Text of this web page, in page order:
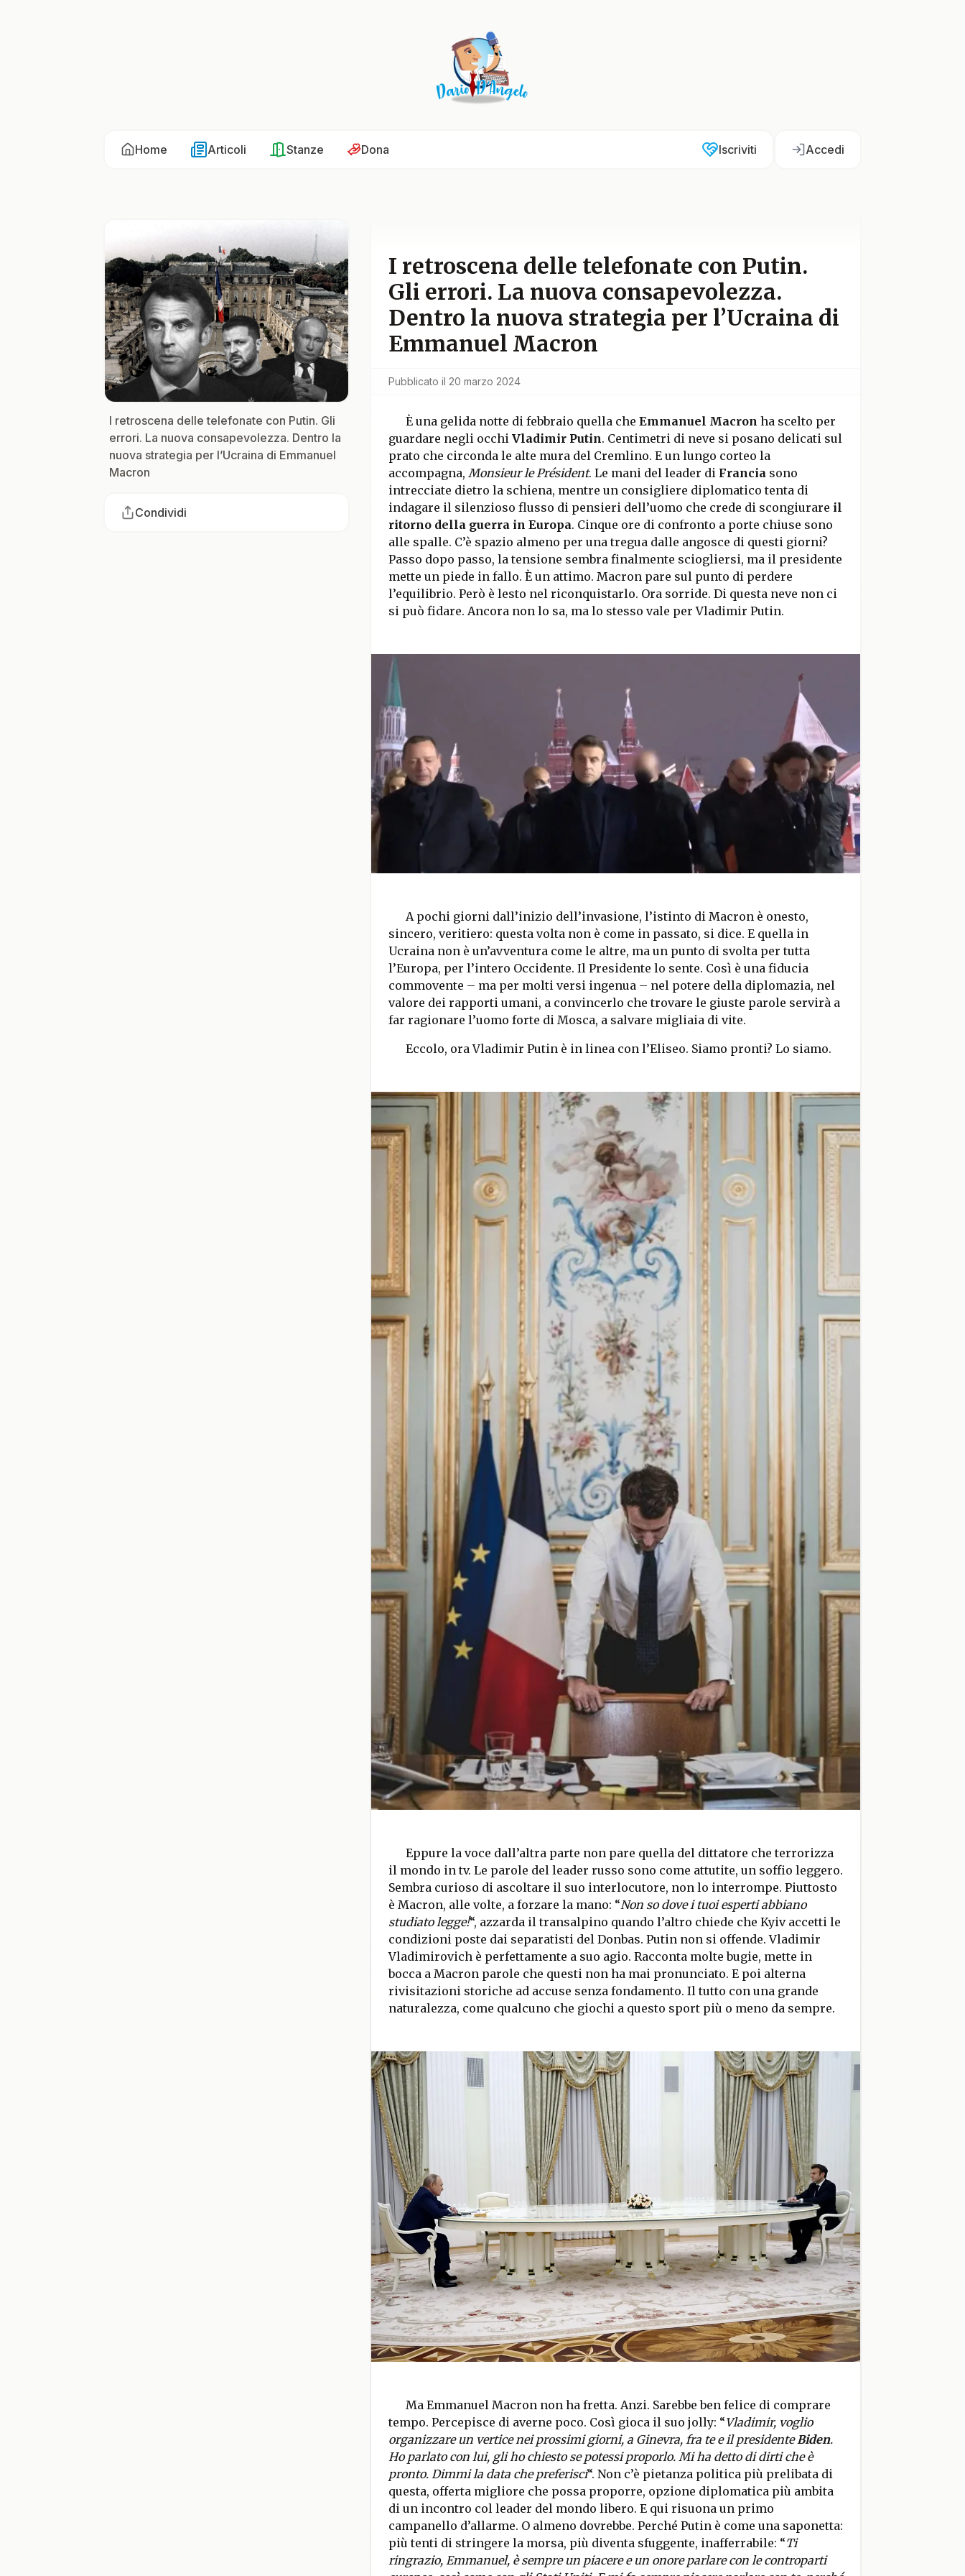
Home Articoli Stanze Dona Iscriviti Accedi
I retroscena delle telefonate con Putin. Gli
errori. La nuova consapevolezza. Dentro la
nuova strategia per l’Ucraina di Emmanuel
Macron
Condividi
I retroscena delle telefonate con Putin.
Gli errori. La nuova consapevolezza.
Dentro la nuova strategia per l’Ucraina di
Emmanuel Macron
Pubblicato il 20 marzo 2024
È una gelida notte di febbraio quella che Emmanuel Macron ha scelto per
guardare negli occhi Vladimir Putin. Centimetri di neve si posano delicati sul
prato che circonda le alte mura del Cremlino. E un lungo corteo la
accompagna, Monsieur le Président. Le mani del leader di Francia sono
intrecciate dietro la schiena, mentre un consigliere diplomatico tenta di
indagare il silenzioso flusso di pensieri dell’uomo che crede di scongiurare il
ritorno della guerra in Europa. Cinque ore di confronto a porte chiuse sono
alle spalle. C’è spazio almeno per una tregua dalle angosce di questi giorni?
Passo dopo passo, la tensione sembra finalmente sciogliersi, ma il presidente
mette un piede in fallo. È un attimo. Macron pare sul punto di perdere
l’equilibrio. Però è lesto nel riconquistarlo. Ora sorride. Di questa neve non ci
si può fidare. Ancora non lo sa, ma lo stesso vale per Vladimir Putin.
A pochi giorni dall’inizio dell’invasione, l’istinto di Macron è onesto,
sincero, veritiero: questa volta non è come in passato, si dice. E quella in
Ucraina non è un’avventura come le altre, ma un punto di svolta per tutta
l’Europa, per l’intero Occidente. Il Presidente lo sente. Così è una fiducia
commovente – ma per molti versi ingenua – nel potere della diplomazia, nel
valore dei rapporti umani, a convincerlo che trovare le giuste parole servirà a
far ragionare l’uomo forte di Mosca, a salvare migliaia di vite.
Eccolo, ora Vladimir Putin è in linea con l’Eliseo. Siamo pronti? Lo siamo.
Eppure la voce dall’altra parte non pare quella del dittatore che terrorizza
il mondo in tv. Le parole del leader russo sono come attutite, un soffio leggero.
Sembra curioso di ascoltare il suo interlocutore, non lo interrompe. Piuttosto
è Macron, alle volte, a forzare la mano: “Non so dove i tuoi esperti abbiano
studiato legge!“, azzarda il transalpino quando l’altro chiede che Kyiv accetti le
condizioni poste dai separatisti del Donbas. Putin non si offende. Vladimir
Vladimirovich è perfettamente a suo agio. Racconta molte bugie, mette in
bocca a Macron parole che questi non ha mai pronunciato. E poi alterna
rivisitazioni storiche ad accuse senza fondamento. Il tutto con una grande
naturalezza, come qualcuno che giochi a questo sport più o meno da sempre.
Ma Emmanuel Macron non ha fretta. Anzi. Sarebbe ben felice di comprare
tempo. Percepisce di averne poco. Così gioca il suo jolly: “Vladimir, voglio
organizzare un vertice nei prossimi giorni, a Ginevra, fra te e il presidente Biden.
Ho parlato con lui, gli ho chiesto se potessi proporlo. Mi ha detto di dirti che è
pronto. Dimmi la data che preferisci“. Non c’è pietanza politica più prelibata di
questa, offerta migliore che possa proporre, opzione diplomatica più ambita
di un incontro col leader del mondo libero. E qui risuona un primo
campanello d’allarme. O almeno dovrebbe. Perché Putin è come una saponetta:
più tenti di stringere la morsa, più diventa sfuggente, inafferrabile: “Ti
ringrazio, Emmanuel, è sempre un piacere e un onore parlare con le controparti